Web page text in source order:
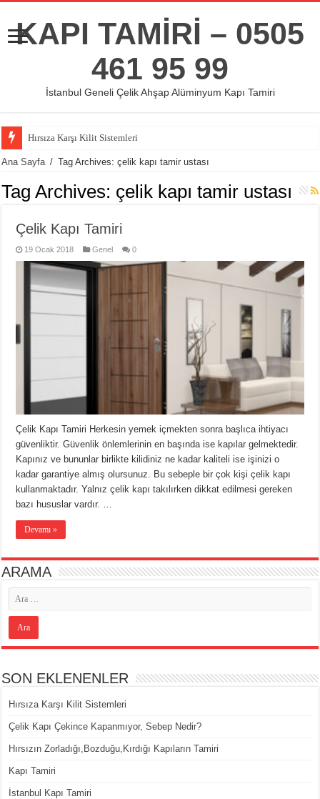
KAPI TAMİRİ – 0505
461 95 99
İstanbul Geneli Çelik Ahşap Alüminyum Kapı Tamiri
Hırsıza Karşı Kilit Sistemleri
Ana Sayfa / Tag Archives: çelik kapı tamir ustası
Tag Archives: çelik kapı tamir ustası
Çelik Kapı Tamiri
19 Ocak 2018 Genel 0
Çelik Kapı Tamiri Herkesin yemek içmekten sonra başlıca ihtiyacı
güvenliktir. Güvenlik önlemlerinin en başında ise kapılar gelmektedir.
Kapınız ve bununlar birlikte kilidiniz ne kadar kaliteli ise işinizi o
kadar garantiye almış olursunuz. Bu sebeple bir çok kişi çelik kapı
kullanmaktadır. Yalnız çelik kapı takılırken dikkat edilmesi gereken
bazı hususlar vardır. …
Devamı »
ARAMA
SON EKLENENLER
Hırsıza Karşı Kilit Sistemleri
Çelik Kapı Çekince Kapanmıyor, Sebep Nedir?
Hırsızın Zorladığı,Bozduğu,Kırdığı Kapıların Tamiri
Kapı Tamiri
İstanbul Kapı Tamiri